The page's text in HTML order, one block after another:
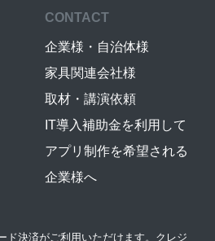
CONTACT
企業様・自治体様
家具関連会社様
取材・講演依頼
IT導入補助金を利用して
アプリ制作を希望される
企業様へ
ド決済がご利用いただけます。クレジ